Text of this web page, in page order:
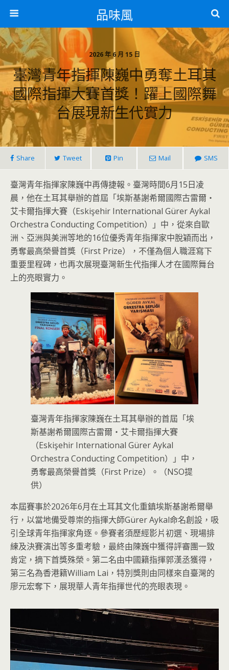
品味風
2026 年 6 月 15 日
臺灣青年指揮陳巍中勇奪土耳其
國際指揮大賽首獎！躍上國際舞
台展現新生代實力
Share Tweet Pin Mail SMS
臺灣青年指揮家陳巍中再傳捷報。臺灣時間6月15日凌
晨，他在土耳其舉辦的首屆「埃斯基謝希爾國際古雷爾・
艾卡爾指揮大賽（Eskişehir International Gürer Aykal
Orchestra Conducting Competition）」中，從來自歐
洲、亞洲與美洲等地的16位優秀青年指揮家中脫穎而出，
勇奪最高榮譽首獎（First Prize），不僅為個人職涯寫下
重要里程碑，也再次展現臺灣新生代指揮人才在國際舞台
上的亮眼實力。
臺灣青年指揮家陳巍在土耳其舉辦的首屆「埃
斯基謝希爾國際古雷爾・艾卡爾指揮大賽
（Eskişehir International Gürer Aykal
Orchestra Conducting Competition）」中，
勇奪最高榮譽首獎（First Prize）。（NSO提
供）
本屆賽事於2026年6月在土耳其文化重鎮埃斯基謝希爾舉
行，以當地備受尊崇的指揮大師Gürer Aykal命名創設，吸
引全球青年指揮家角逐。參賽者須歷經影片初選、現場排
練及決賽演出等多重考驗，最終由陳巍中獲得評審團一致
肯定，摘下首獎殊榮。第二名由中國籍指揮郭漢丞獲得，
第三名為香港籍William Lai，特別獎則由同樣來自臺灣的
廖元宏奪下，展現華人青年指揮世代的亮眼表現。